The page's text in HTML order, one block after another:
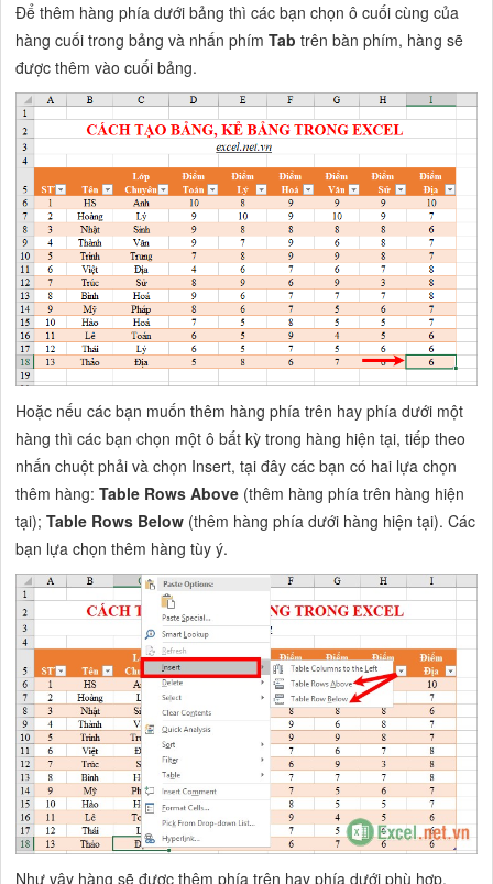
Để thêm hàng phía dưới bảng thì các bạn chọn ô cuối cùng của
hàng cuối trong bảng và nhấn phímTab trên bàn phím, hàng sẽ
được thêm vào cuối bảng.
Hoặc nếu các bạn muốn thêm hàng phía trên hay phía dưới một
hàng thì các bạn chọn một ô bất kỳ trong hàng hiện tại, tiếp theo
nhấn chuột phải và chọn Insert, tại đây các bạn có hai lựa chọn
thêm hàng:Table Rows Above (thêm hàng phía trên hàng hiện
tại); Table Rows Below (thêm hàng phía dưới hàng hiện tại). Các
bạn lựa chọn thêm hàng tùy ý.
Như vậy hàng sẽ được thêm phía trên hay phía dưới phù hợp.